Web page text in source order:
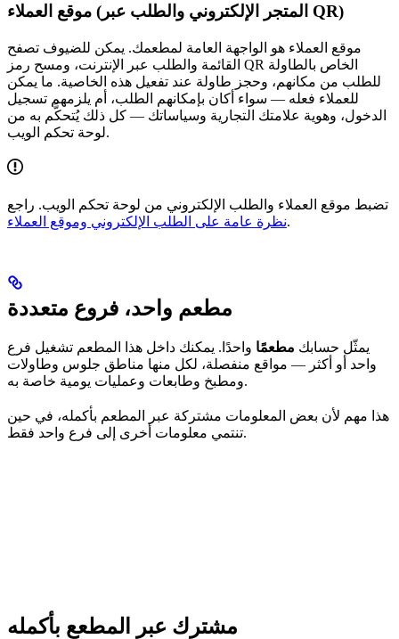
موقع العملاء (المتجر الإلكتروني والطلب عبر QR)
موقع العملاء هو الواجهة العامة لمطعمك. يمكن للضيوف تصفح
القائمة والطلب عبر الإنترنت، ومسح رمز QR الخاص بالطاولة
للطلب من مكانهم، وحجز طاولة عند تفعيل هذه الخاصية. ما يمكن
للعملاء فعله — سواء أكان بإمكانهم الطلب، أم يلزمهم تسجيل
الدخول، وهوية علامتك التجارية وسياساتك — كل ذلك يُتحكَّم به من
لوحة تحكم الويب.
تضبط موقع العملاء والطلب الإلكتروني من لوحة تحكم الويب. راجع
نظرة عامة على الطلب الإلكتروني وموقع العملاء.
مطعم واحد، فروع متعددة
يمثّل حسابك مطعمًا واحدًا. يمكنك داخل هذا المطعم تشغيل فرع
واحد أو أكثر — مواقع منفصلة، لكل منها مناطق جلوس وطاولات
ومطبخ وطابعات وعمليات يومية خاصة به.
هذا مهم لأن بعض المعلومات مشتركة عبر المطعم بأكمله، في حين
تنتمي معلومات أخرى إلى فرع واحد فقط.
مشترك عبر المطعع بأكمله